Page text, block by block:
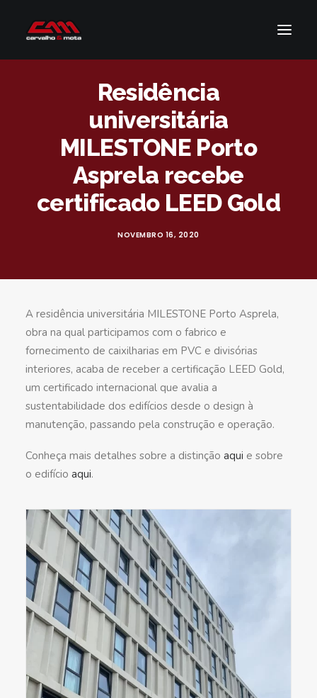
SOBRE NÓS
SERVIÇOS
NOTÍCIAS
CONTACTOS
Residência
universitária
MILESTONE Porto
Asprela recebe
certificado LEED Gold
NOVEMBRO 16, 2020
A residência universitária MILESTONE Porto Asprela,
obra na qual participamos com o fabrico e
fornecimento de caixilharias em PVC e divisórias
interiores, acaba de receber a certificação LEED Gold,
um certificado internacional que avalia a
sustentabilidade dos edifícios desde o design à
manutenção, passando pela construção e operação.
Conheça mais detalhes sobre a distinção aqui e sobre
o edifício aqui.